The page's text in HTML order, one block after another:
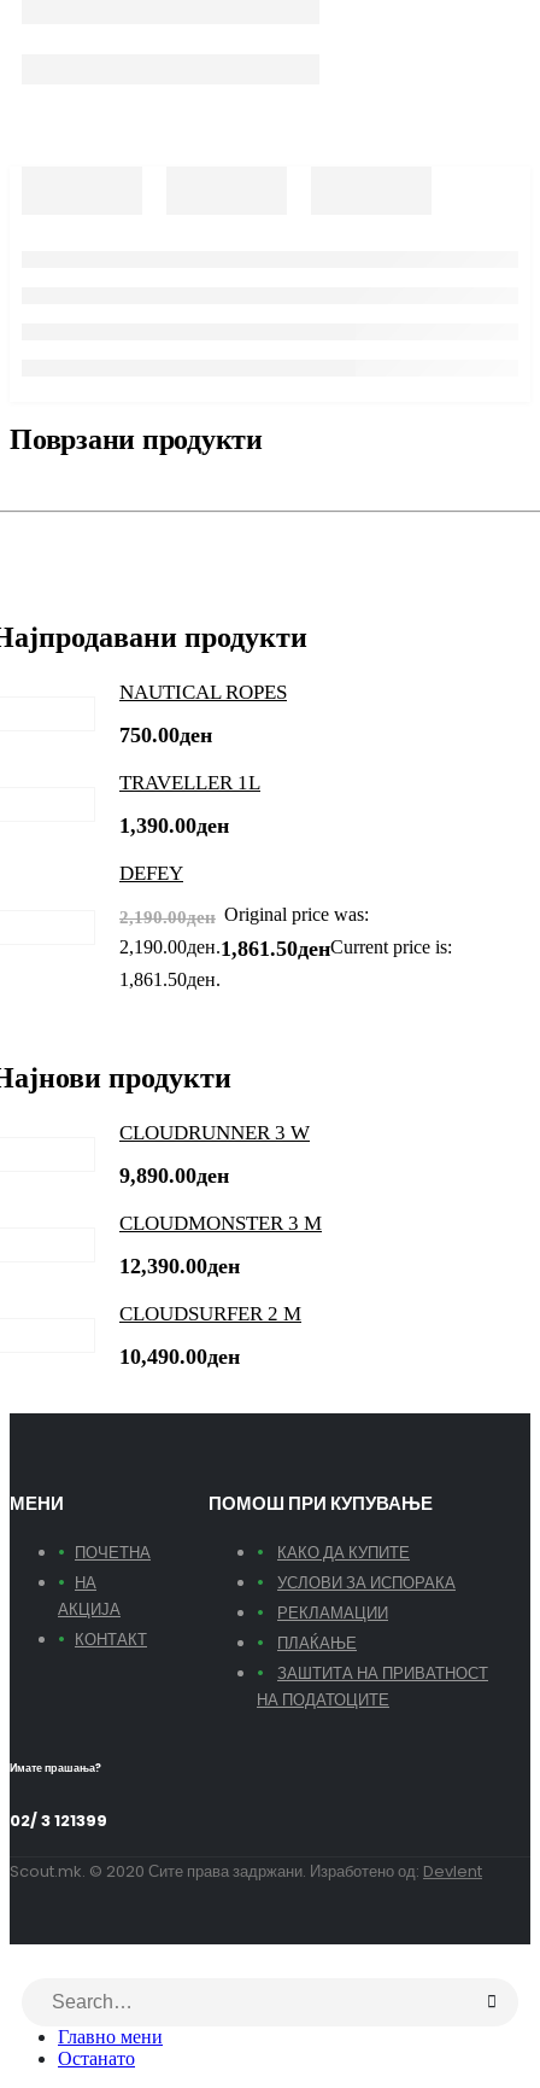
Поврзани продукти
продукти
NAUTICAL ROPES
750.00ден
TRAVELLER 1L
1,390.00ден
DEFEY
2,190.00ден Original price was:
2,190.00ден.1,861.50денCurrent price is:
1,861.50ден.
продукти
CLOUDRUNNER 3 W
9,890.00ден
CLOUDMONSTER 3 M
12,390.00ден
CLOUDSURFER 2 M
10,490.00ден
МЕНИ
ПОЧЕТНА
НА
АКЦИЈА
КОНТАКТ
ПОМОШ ПРИ КУПУВАЊЕ
КАКО ДА КУПИТЕ
УСЛОВИ ЗА ИСПОРАКА
РЕКЛАМАЦИИ
ПЛАЌАЊЕ
ЗАШТИТА НА ПРИВАТНОСТ
НА ПОДАТОЦИТЕ
Имате прашања?
02/ 3 121399
Scout.mk. © 2020 Сите права задржани. Изработено од: Devlent
Главно мени
Останато